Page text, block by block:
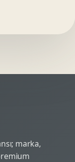
marka,